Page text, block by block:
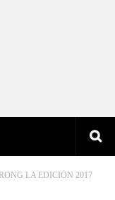
LA EDICIÓN 2017